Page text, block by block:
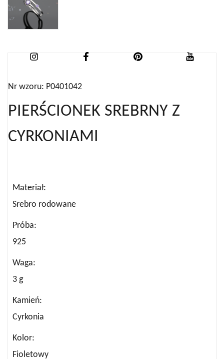
Nr wzoru: P0401042
PIERŚCIONEK SREBRNY Z
CYRKONIAMI
Materiał
Srebro rodowane
Próba
925
Waga
3 g
Kamień
Cyrkonia
Kolor
Fioletowy